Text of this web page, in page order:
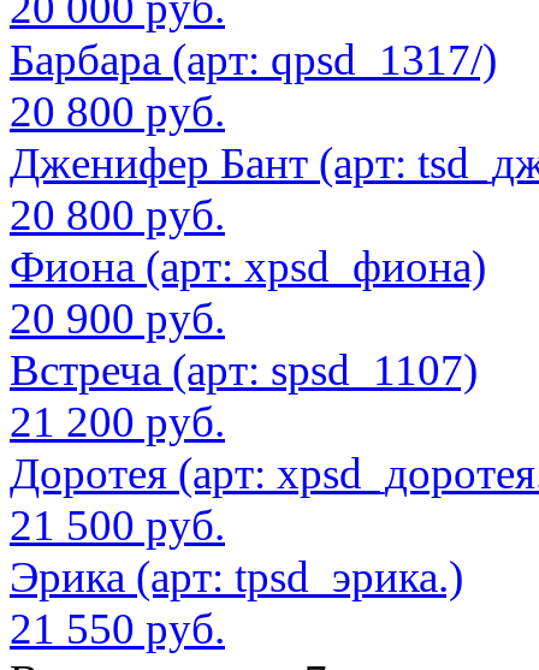
Барбара (арт: qpsd_1317/)
20 800 руб.
Дженифер Бант (арт:
20 800 руб.
Фиона (арт: xpsd_фиона)
20 900 руб.
Встреча (арт: spsd_1107)
21 200 руб.
Доротея (арт:
21 500 руб.
Эрика (арт: tpsd_эрика.)
21 550 руб.